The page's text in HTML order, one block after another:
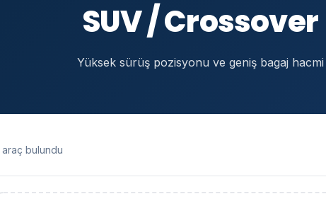
SUV / Crossover
Yüksek sürüş pozisyonu ve geniş bagaj hacmi
araç bulundu